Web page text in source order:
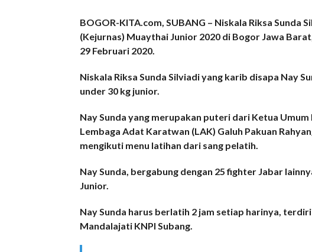
BOGOR-KITA.com, SUBANG – Niskala Riksa Sunda
(Kejurnas) Muaythai Junior 2020 di Bogor Jawa
29 Februari 2020.
Niskala Riksa Sunda Silviadi yang karib disapa Nay
under 30 kg junior.
Nay Sunda yang merupakan puteri dari Ketua
Lembaga Adat Karatwan (LAK) Galuh Pakuan
mengikuti menu latihan dari sang pelatih.
Nay Sunda, bergabung dengan 25 fighter Jabar
Junior.
Nay Sunda harus berlatih 2 jam setiap harinya,
Mandalajati KNPI Subang.